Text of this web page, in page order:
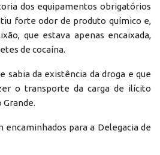
dos equipamentos obrigatórios
forte odor de produto químico e,
que estava apenas encaixada,
de cocaína.
sabia da existência da droga e que
o transporte da carga de ilícito
Grande.
encaminhados para a Delegacia de